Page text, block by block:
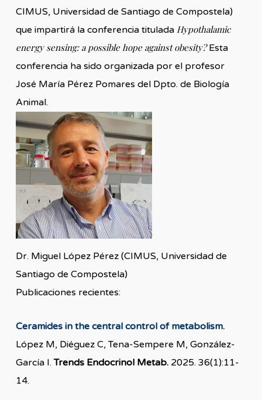
CIMUS, Universidad de Santiago de Compostela)
que impartirá la conferencia titulada Hypothalamic
energy sensing: a possible hope against obesity?Esta
conferencia ha sido organizada por el profesor
José María Pérez Pomares del Dpto. de Biología
Animal.
Dr. Miguel López Pérez (CIMUS, Universidad de
Santiago de Compostela)
Publicaciones recientes:
Ceramides in the central control of metabolism.
López M, Diéguez C, Tena-Sempere M, González-
García I. Trends Endocrinol Metab.2025. 36(1):11-
14.